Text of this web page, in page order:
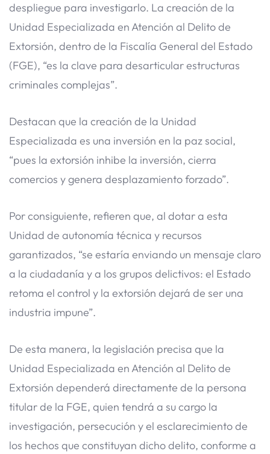
despliegue para investigarlo. La creación de la
Unidad Especializada en Atención al Delito de
Extorsión, dentro de la Fiscalía General del Estado
(FGE), “es la clave para desarticular estructuras
criminales complejas”.
Destacan que la creación de la Unidad
Especializada es una inversión en la paz social,
“pues la extorsión inhibe la inversión, cierra
comercios y genera desplazamiento forzado”.
Por consiguiente, refieren que, al dotar a esta
Unidad de autonomía técnica y recursos
garantizados, “se estaría enviando un mensaje claro
a la ciudadanía y a los grupos delictivos: el Estado
retoma el control y la extorsión dejará de ser una
industria impune”.
De esta manera, la legislación precisa que la
Unidad Especializada en Atención al Delito de
Extorsión dependerá directamente de la persona
titular de la FGE, quien tendrá a su cargo la
investigación, persecución y el esclarecimiento de
los hechos que constituyan dicho delito, conforme a